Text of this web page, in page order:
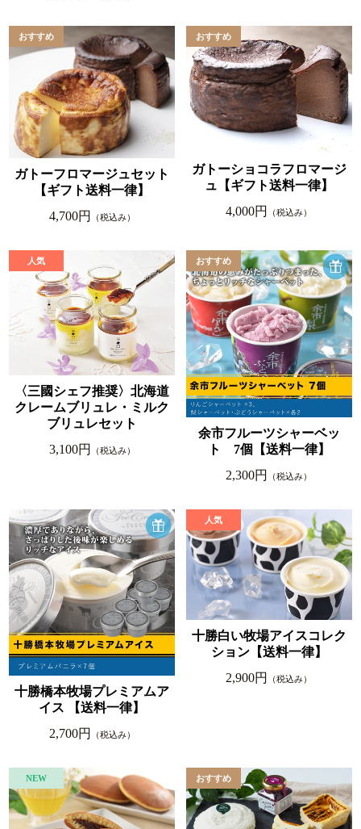
ガトーフロマージュセット
【ギフト送料一律】
4,700円
（税込み）
ガトーショコラフロマージ
ュ【ギフト送料一律】
4,000円
（税込み）
〈三國シェフ推奨〉北海道
クレームブリュレ・ミルク
ブリュレセット
3,100円
（税込み）
余市フルーツシャーベッ
ト 7個【送料一律】
2,300円
（税込み）
十勝橋本牧場プレミアムア
イス 【送料一律】
2,700円
（税込み）
十勝白い牧場アイスコレク
ション【送料一律】
2,900円
（税込み）